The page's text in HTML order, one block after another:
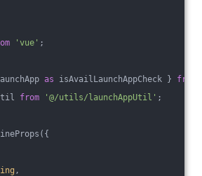
'vue' ;
as isAvailLaunchAppCheck } from
from '@/utils/launchAppUtil' ;
,